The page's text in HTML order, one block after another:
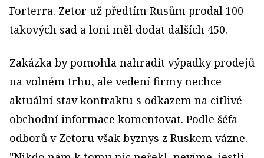
Forterra. Zetor už předtím Rusům prodal 100
takových sad a loni měl dodat dalších 450.
Zakázka by pomohla nahradit výpadky prodejů
na volném trhu, ale vedení firmy nechce
aktuální stav kontraktu s odkazem na citlivé
obchodní informace komentovat. Podle šéfa
odborů v Zetoru však byznys z Ruskem vázne.